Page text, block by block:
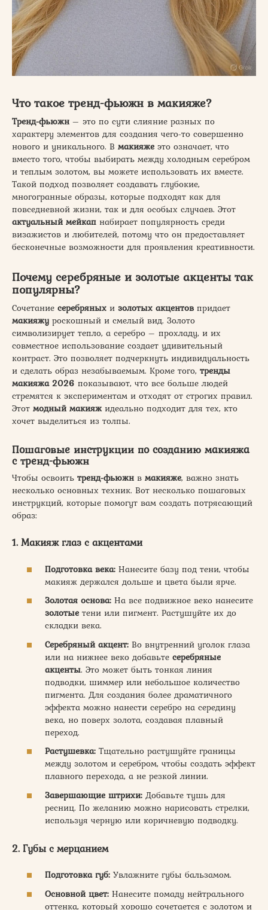
Что такое тренд-фьюжн в макияже?
Тренд-фьюжн – это по сути слияние разных по
характеру элементов для создания чего-то совершенно
нового и уникального. В макияже это означает, что
вместо того, чтобы выбирать между холодным серебром
и теплым золотом, вы можете использовать их вместе.
Такой подход позволяет создавать глубокие,
многогранные образы, которые подходят как для
повседневной жизни, так и для особых случаев. Этот
актуальный мейкап набирает популярность среди
визажистов и любителей, потому что он предоставляет
бесконечные возможности для проявления креативности.
Почему серебряные и золотые акценты так
популярны?
Сочетание серебряных и золотых акцентов придает
макияжу роскошный и смелый вид. Золото
символизирует тепло, а серебро – прохладу, и их
совместное использование создает удивительный
контраст. Это позволяет подчеркнуть индивидуальность
и сделать образ незабываемым. Кроме того, тренды
макияжа 2026 показывают, что все больше людей
стремятся к экспериментам и отходят от строгих правил.
Этот модный макияжидеально подходит для тех, кто
хочет выделиться из толпы.
Пошаговые инструкции по созданию макияжа
с тренд-фьюжн
Чтобы освоить тренд-фьюжн в макияже, важно знать
несколько основных техник. Вот несколько пошаговых
инструкций, которые помогут вам создать потрясающий
образ:
1. Макияж глаз с акцентами
Подготовка века: Нанесите базу под тени, чтобы
макияж держался дольше и цвета были ярче.
Золотая основа: На все подвижное веко нанесите
золотые тени или пигмент. Растушуйте их до
складки века.
Серебряный акцент: Во внутренний уголок глаза
или на нижнее веко добавьте серебряные
акценты. Это может быть тонкая линия
подводки, шиммер или небольшое количество
пигмента. Для создания более драматичного
эффекта можно нанести серебро на середину
века, но поверх золота, создавая плавный
переход.
Растушевка: Тщательно растушуйте границы
между золотом и серебром, чтобы создать эффект
плавного перехода, а не резкой линии.
Завершающие штрихи: Добавьте тушь для
ресниц. По желанию можно нарисовать стрелки,
используя черную или коричневую подводку.
2. Губы с мерцанием
Подготовка губ: Увлажните губы бальзамом.
Основной цвет: Нанесите помаду нейтрального
оттенка, который хорошо сочетается с золотом и